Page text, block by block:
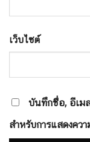
เว็บไซต์
บันทึกชื่อ, อีเม
สำหรับการแสดงคว